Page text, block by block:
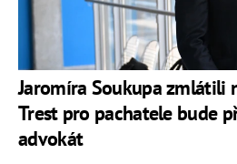
Jaromíra Soukupa zmlátili
Trest pro pachatele bude
advokát